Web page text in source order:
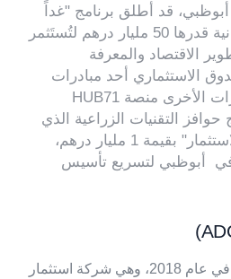
قد أطلق برنامج "غداً
21" في العام 2019 بميزانية قدرها 50 مليار درهم لتُستَثمر
في تطوير الاقتصاد والمعرفة
الاستثماري أحد مبادرات
البرنامج. وتتضمن المبادرات الأخرى منصة HUB71
حوافز التقنيات الزراعية الذي
أطلقه "مكتب أبوظبي للاستثمار" بقيمة 1 مليار درهم،
أبوظبي لتسريع تأسيس
تأسّست "القابضة" (ADQ) في عام 2018، وهي شركة استثمار